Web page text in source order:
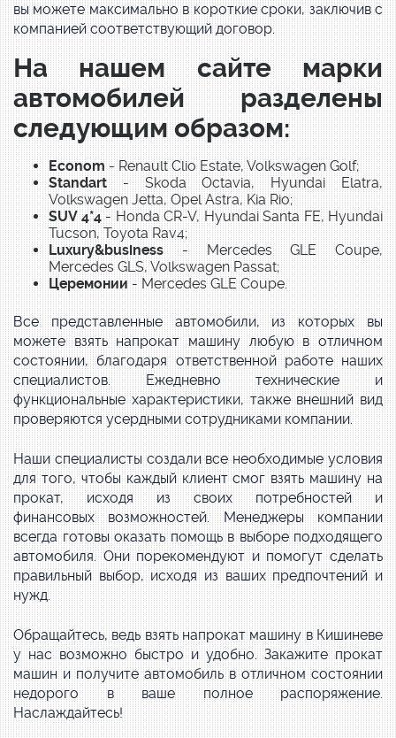
вы можете максимально в короткие сроки, заключив с
компанией соответствующий договор.
На нашем сайте марки
автомобилей разделены
следующим образом:
Econom- Renault Clio Estate, Volkswagen Golf;
Standart- Skoda Octavia, Hyundai Elatra,
Volkswagen Jetta, Opel Astra, Kia Rio;
SUV 4*4- Honda CR-V, Hyundai Santa FE, Hyundai
Tucson, Toyota Rav4;
Luxury&business- Mercedes GLE Coupe,
Mercedes GLS, Volkswagen Passat;
Церемонии- Mercedes GLE Coupe.
Все представленные автомобили, из которых вы
можете взять напрокат машину любую в отличном
состоянии, благодаря ответственной работе наших
специалистов. Ежедневно технические и
функциональные характеристики, также внешний вид
проверяются усердными сотрудниками компании.
Наши специалисты создали все необходимые условия
для того, чтобы каждый клиент смог взять машину на
прокат, исходя из своих потребностей и
финансовых возможностей. Менеджеры компании
всегда готовы оказать помощь в выборе подходящего
автомобиля. Они порекомендуют и помогут сделать
правильный выбор, исходя из ваших предпочтений и
нужд.
Обращайтесь, ведь взять напрокат машину в Кишиневе
у нас возможно быстро и удобно. Закажите прокат
машин и получите автомобиль в отличном состоянии
недорого в ваше полное распоряжение.
Наслаждайтесь!